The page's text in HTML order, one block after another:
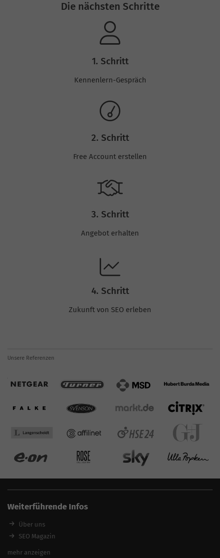
Die nächsten Schritte
1. Schritt
Kennenlern-Gespräch
2. Schritt
Free Account erstellen
3. Schritt
Angebot erhalten
4. Schritt
Zukunft von SEO erleben
Unsere Referenzen
Weiterführende Infos
Über uns
SEO Magazin
SEO-Pakete
mehr anzeigen